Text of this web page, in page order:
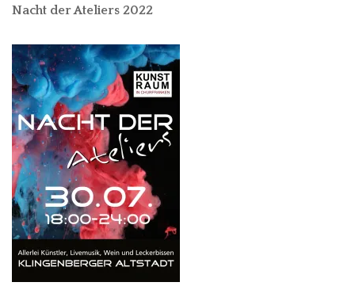
Nacht der Ateliers 2022